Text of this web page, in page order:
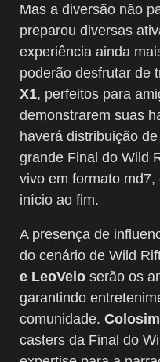
Mas a diversão não
preparou diversas
experiência ainda
poderão desfrutar de
X1, perfeitos para
demonstrarem suas
haverá distribuição
grande Final do Wild
vivo em formato
início ao fim.
A presença de
do cenário de Wild
e LeoVeio serão os
garantindo
comunidade.
casters da Final do